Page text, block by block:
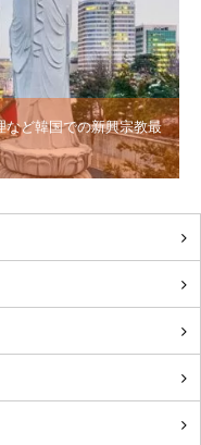
など韓国での新興宗教最